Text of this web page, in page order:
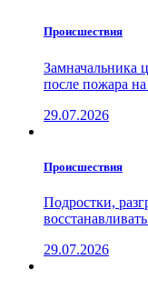
Проиcшествия
Замначальника
после пожара
29.07.2026
Проиcшествия
Подростки,
29.07.2026